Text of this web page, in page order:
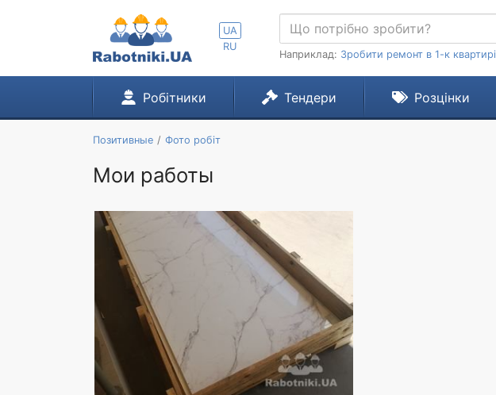
UA
RU
Наприклад: Зробити ремонт в 1-к квартирі
Робітники Тендери Розцінки
Позитивные Фото робіт
Мои работы